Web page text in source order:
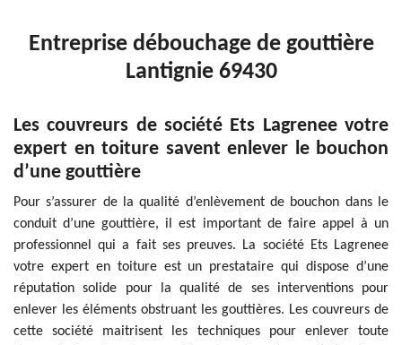
Entreprise débouchage de gouttière
Lantignie 69430
Les couvreurs de société Ets Lagrenee votre
expert en toiture savent enlever le bouchon
d’une gouttière
Pour s’assurer de la qualité d’enlèvement de bouchon dans le
conduit d’une gouttière, il est important de faire appel à un
professionnel qui a fait ses preuves. La société Ets Lagrenee
votre expert en toiture est un prestataire qui dispose d’une
réputation solide pour la qualité de ses interventions pour
enlever les éléments obstruant les gouttières. Les couvreurs de
cette société maitrisent les techniques pour enlever toute